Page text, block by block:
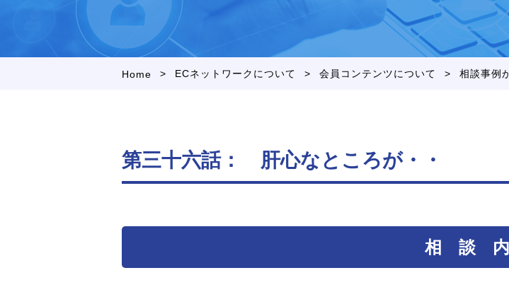
Home > ECネットワークについて > 会員コンテンツについて > 相談事例
第三十六話： 肝心なところが・・
相 談